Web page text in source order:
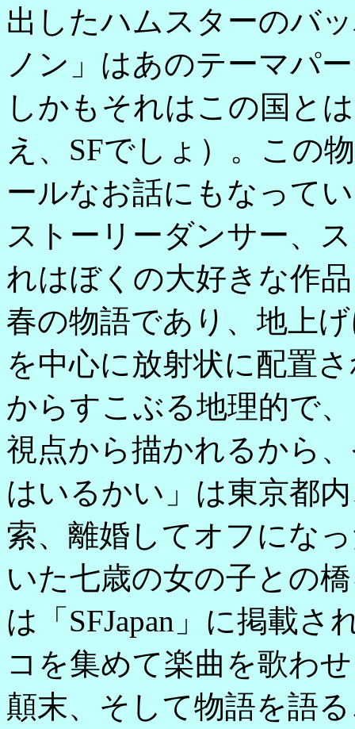
出したハムスターのバ
ノン」はあのテーマパ
しかもそれはこの国と
え、SFでしょ）。この
ールなお話にもなって
ストーリーダンサー、
れはぼくの大好きな作
春の物語であり、地上
を中心に放射状に配置
からすこぶる地理的で
視点から描かれるから
はいるかい」は東京都
索、離婚してオフにな
いた七歳の女の子との
は「SFJapan」に掲載
コを集めて楽曲を歌わ
顛末、そして物語を語